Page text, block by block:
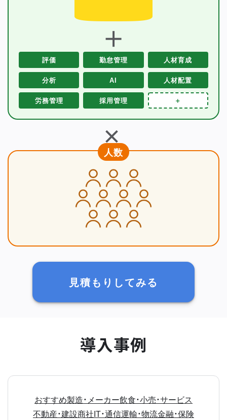
＋
評価 勤怠管理 人材育成
分析 AI 人材配置
労務管理 採用管理 ＋
＋
人数
見積もりしてみる
導入事例
おすすめ製造・メーカー飲食・小売・サービス
不動産・建設商社IT・通信運輸・物流金融・保険